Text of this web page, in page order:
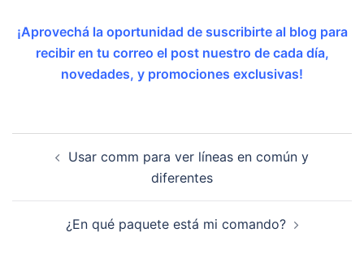
¡Aprovechá la oportunidad de suscribirte al blog para
recibir en tu correo el post nuestro de cada día,
novedades, y promociones exclusivas!
Usar comm para ver líneas en común y
diferentes
¿En qué paquete está mi comando?